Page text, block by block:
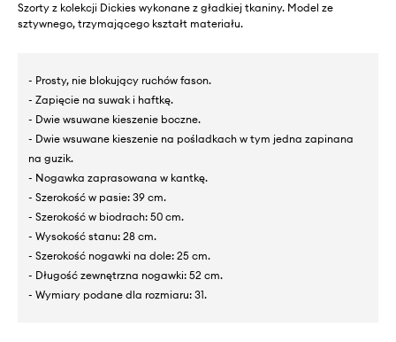
Szorty z kolekcji Dickies wykonane z gładkiej tkaniny. Model ze
sztywnego, trzymającego kształt materiału.
- Prosty, nie blokujący ruchów fason.
- Zapięcie na suwak i haftkę.
- Dwie wsuwane kieszenie boczne.
- Dwie wsuwane kieszenie na pośladkach w tym jedna zapinana
na guzik.
- Nogawka zaprasowana w kantkę.
- Szerokość w pasie: 39 cm.
- Szerokość w biodrach: 50 cm.
- Wysokość stanu: 28 cm.
- Szerokość nogawki na dole: 25 cm.
- Długość zewnętrzna nogawki: 52 cm.
- Wymiary podane dla rozmiaru: 31.